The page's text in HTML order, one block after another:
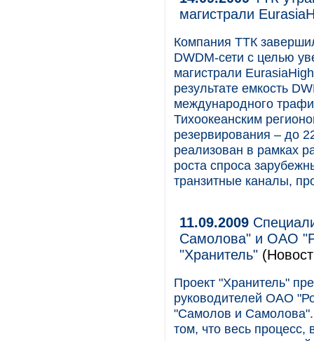
магистрали
Компания ТТК
DWDM-сети с целью
магистрали
результате емкость
международного
Тихоокеанским
резервирования – до
реализован в рамках
роста спроса
транзитные каналы,
11.09.2009
Самолова" и ОАО
"Хранитель"
Проект "Хранитель"
руководителей ОАО
"Самолов и Самолова".
том, что весь процесс,